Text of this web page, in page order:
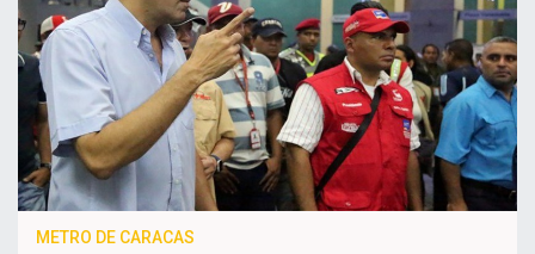
METRO DE CARACAS